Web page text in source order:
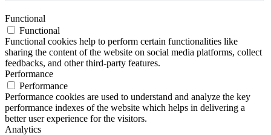
Functional
Functional
Functional cookies help to perform certain functionalities like
sharing the content of the website on social media platforms, collect
feedbacks, and other third-party features.
Performance
Performance
Performance cookies are used to understand and analyze the key
performance indexes of the website which helps in delivering a
better user experience for the visitors.
Analytics